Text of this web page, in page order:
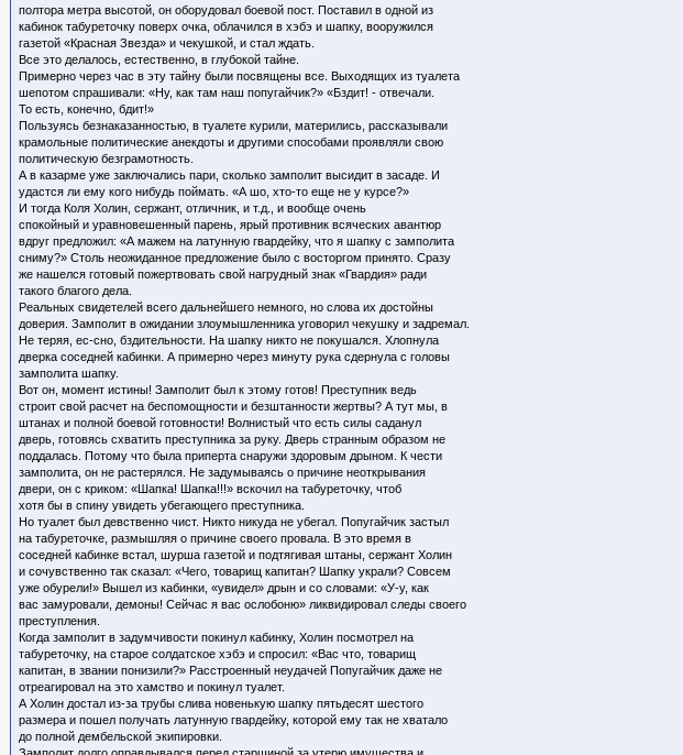
полтора метра высотой, он оборудовал боевой пост. Поставил в одной из
кабинок табуреточку поверх очка, облачился в хэбэ и шапку, вооружился
газетой «Красная Звезда» и чекушкой, и стал ждать.
Все это делалось, естественно, в глубокой тайне.
Примерно через час в эту тайну были посвящены все. Выходящих из туалета
шепотом спрашивали: «Ну, как там наш попугайчик?» «Бздит! - отвечали.
То есть, конечно, бдит!»
Пользуясь безнаказанностью, в туалете курили, матерились, рассказывали
крамольные политические анекдоты и другими способами проявляли свою
политическую безграмотность.
А в казарме уже заключались пари, сколько замполит высидит в засаде. И
удастся ли ему кого нибудь поймать. «А шо, хто-то еще не у курсе?»
И тогда Коля Холин, сержант, отличник, и т.д., и вообще очень
спокойный и уравновешенный парень, ярый противник всяческих авантюр
вдруг предложил: «А мажем на латунную гвардейку, что я шапку с замполита
сниму?» Столь неожиданное предложение было с восторгом принято. Сразу
же нашелся готовый пожертвовать свой нагрудный знак «Гвардия» ради
такого благого дела.
Реальных свидетелей всего дальнейшего немного, но слова их достойны
доверия. Замполит в ожидании злоумышленника уговорил чекушку и задремал.
Не теряя, ес-сно, бздительности. На шапку никто не покушался. Хлопнула
дверка соседней кабинки. А примерно через минуту рука сдернула с головы
замполита шапку.
Вот он, момент истины! Замполит был к этому готов! Преступник ведь
строит свой расчет на беспомощности и безштанности жертвы? А тут мы, в
штанах и полной боевой готовности! Волнистый что есть силы саданул
дверь, готовясь схватить преступника за руку. Дверь странным образом не
поддалась. Потому что была приперта снаружи здоровым дрыном. К чести
замполита, он не растерялся. Не задумываясь о причине неоткрывания
двери, он с криком: «Шапка! Шапка!!!» вскочил на табуреточку, чтоб
хотя бы в спину увидеть убегающего преступника.
Но туалет был девственно чист. Никто никуда не убегал. Попугайчик застыл
на табуреточке, размышляя о причине своего провала. В это время в
соседней кабинке встал, шурша газетой и подтягивая штаны, сержант Холин
и сочувственно так сказал: «Чего, товарищ капитан? Шапку украли? Совсем
уже обурели!» Вышел из кабинки, «увидел» дрын и со словами: «У-у, как
вас замуровали, демоны! Сейчас я вас ослобоню» ликвидировал следы своего
преступления.
Когда замполит в задумчивости покинул кабинку, Холин посмотрел на
табуреточку, на старое солдатское хэбэ и спросил: «Вас что, товарищ
капитан, в звании понизили?» Расстроенный неудачей Попугайчик даже не
отреагировал на это хамство и покинул туалет.
А Холин достал из-за трубы слива новенькую шапку пятьдесят шестого
размера и пошел получать латунную гвардейку, которой ему так не хватало
до полной дембельской экипировки.